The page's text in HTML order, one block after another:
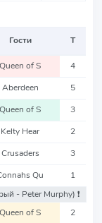
Гости Т
Queen of S 4
Aberdeen 5
Queen of S 3
Kelty Hear 2
Crusaders 3
Qu
1
- Peter Murphy) ❗️
Queen of S 2